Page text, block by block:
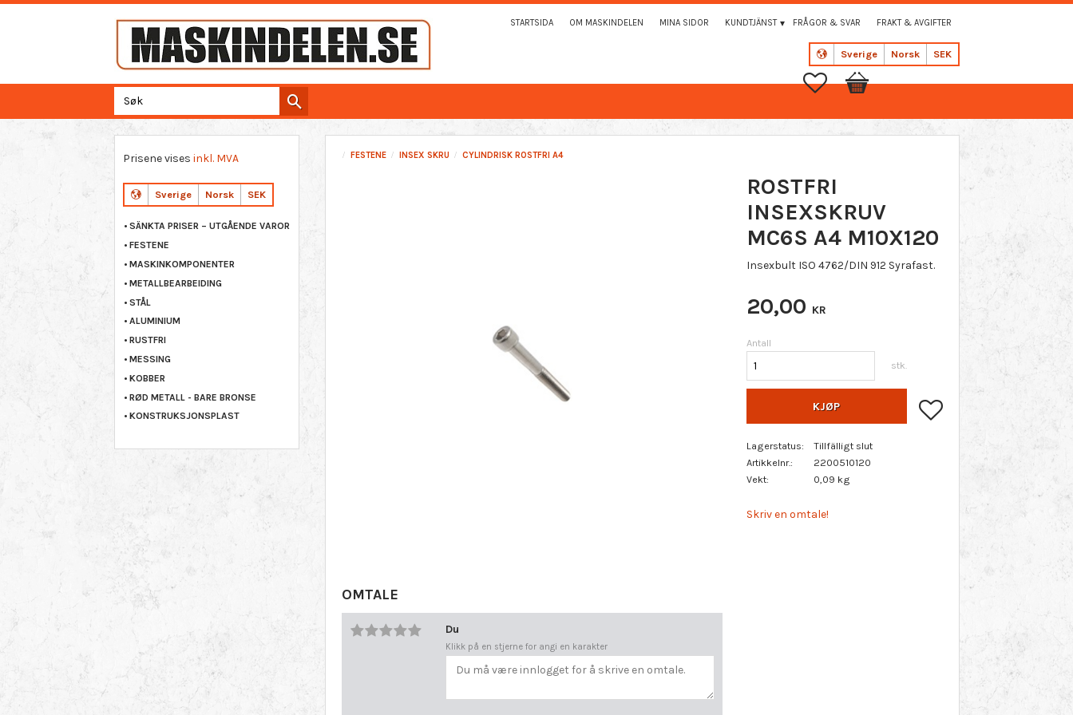
Sverige Norsk SEK
STARTSIDA OM MASKINDELEN MINA SIDOR KUNDTJÄNST FRÅGOR & SVAR FRAKT & AVGIFTER
Favoritter
Handlekurv
FESTENE INSEX SKRU CYLINDRISK ROSTFRI A4
ROSTFRI
INSEXSKRUV
MC6S A4 M10X120
Insexbult ISO 4762/DIN 912 Syrafast.
20,00 KR
Antall
stk.
KJØP Lagre som favoritt
Lagerstatus
Tillfälligt slut
Artikkelnr.
2200510120
Vekt
0,09 kg
Skriv en omtale!
OMTALE
Du
Klikk på en stjerne for angi en karakter
Prisene vises inkl. MVA
Sverige Norsk SEK
SÄNKTA PRISER – UTGÅENDE VAROR
FESTENE
MASKINKOMPONENTER
METALLBEARBEIDING
STÅL
ALUMINIUM
RUSTFRI
MESSING
KOBBER
RØD METALL - BARE BRONSE
KONSTRUKSJONSPLAST